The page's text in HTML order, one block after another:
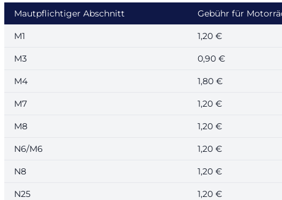
Mautpflichtiger Abschnitt Gebühr für
M1 1,20 €
M3 0,90 €
M4 1,80 €
M7 1,20 €
M8 1,20 €
N6/M6 1,20 €
N8 1,20 €
N25 1,20 €